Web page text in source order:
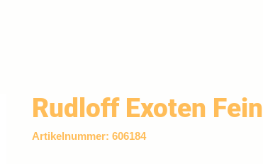
Rudloff Exoten Fein
Artikelnummer: 606184